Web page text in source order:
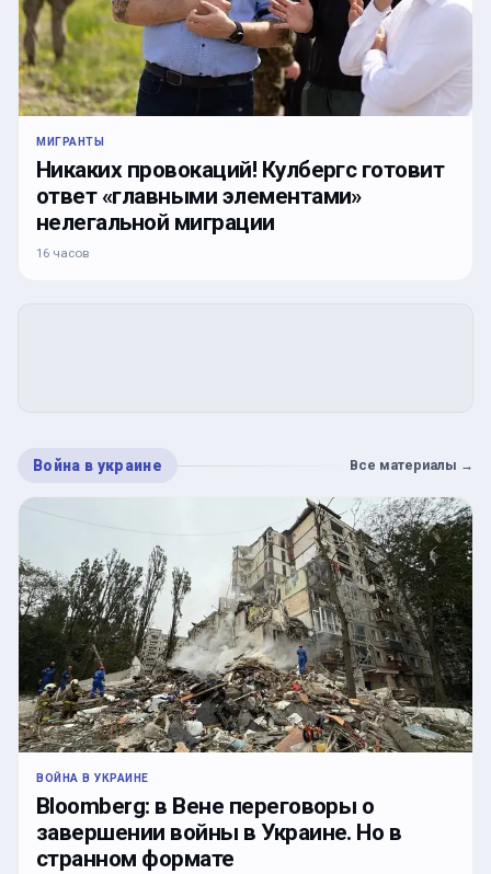
МИГРАНТЫ
Никаких провокаций! Кулбергс готовит
ответ «главными элементами»
нелегальной миграции
16 часов
Война в украине Все материалы →
ВОЙНА В УКРАИНЕ
Bloomberg: в Вене переговоры о
завершении войны в Украине. Но в
странном формате